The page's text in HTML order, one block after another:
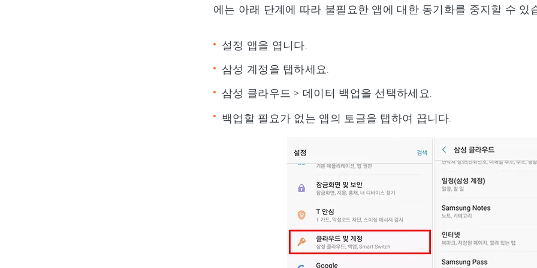
에는 아래 단계에 따라 불필요한 앱에 대한 동기화를 중지할 수 있
설정 앱을 엽니다.
삼성 계정을 탭하세요.
삼성 클라우드 > 데이터 백업을 선택하세요.
백업할 필요가 없는 앱의 토글을 탭하여 끕니다.